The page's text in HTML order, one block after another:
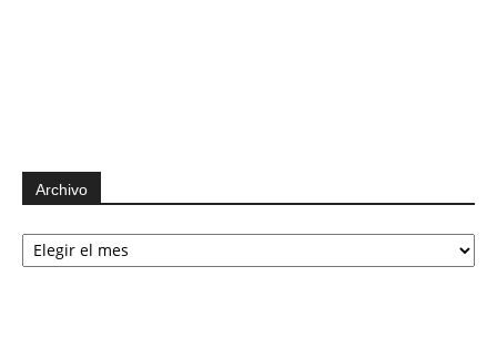
Archivo
Archivo